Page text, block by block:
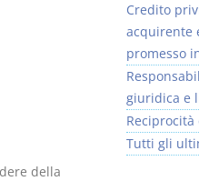
della
Credito
acquirente
promesso
giuridica e
Tutti gli